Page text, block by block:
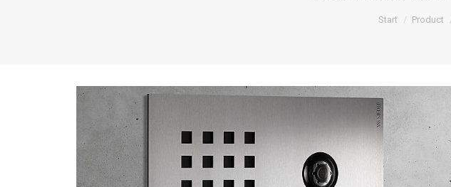
Sie befinden
Start Product